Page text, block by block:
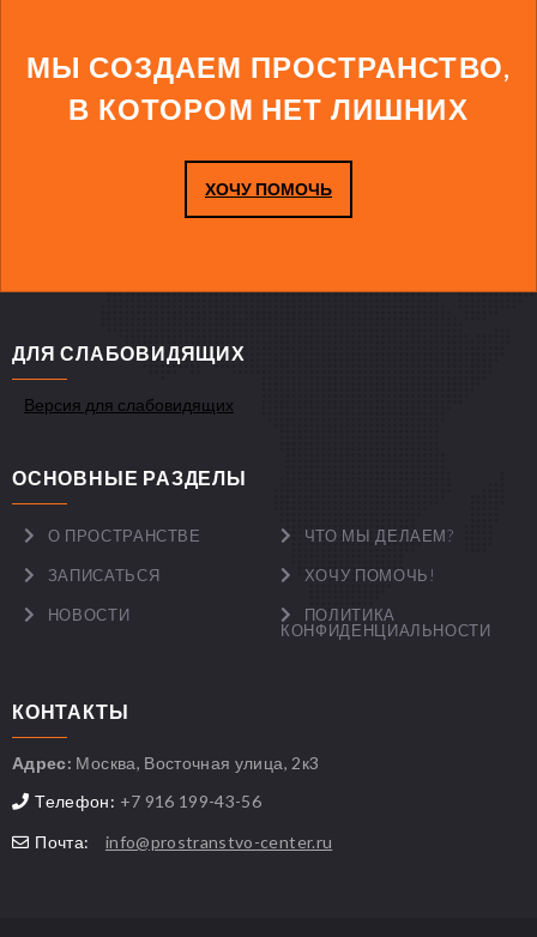
МЫ СОЗДАЕМ ПРОСТРАНСТВО,
В КОТОРОМ НЕТ ЛИШНИХ
ХОЧУ ПОМОЧЬ
ДЛЯ СЛАБОВИДЯЩИХ
Версия для слабовидящих
ОСНОВНЫЕ РАЗДЕЛЫ
О ПРОСТРАНСТВЕ ЧТО МЫ ДЕЛАЕМ?
ЗАПИСАТЬСЯ ХОЧУ ПОМОЧЬ!
НОВОСТИ
ПОЛИТИКА
КОНФИДЕНЦИАЛЬНОСТИ
КОНТАКТЫ
Адрес: Москва, Восточная улица, 2к3
Телефон: +7 916 199-43-56
Почта:
info@prostranstvo-center.ru